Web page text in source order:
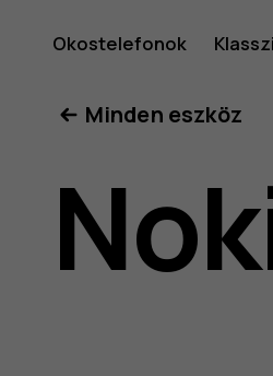
G21
Okostelefonok
Minden eszköz